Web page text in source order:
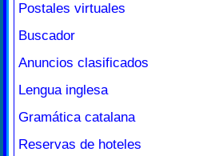
Postales virtuales
Buscador
Anuncios clasificados
Lengua inglesa
Gramática catalana
Reservas de hoteles